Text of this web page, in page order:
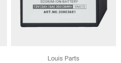
Louis Parts